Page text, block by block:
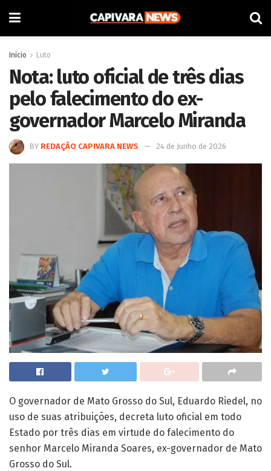
Inicio Luto
Nota: luto oficial de três dias
pelo falecimento do ex-
governador Marcelo Miranda
BY REDAÇÃO CAPIVARA NEWS 24 de Junho de 2026
O governador de Mato Grosso do Sul, Eduardo Riedel, no
uso de suas atribuições, decreta luto oficial em todo
Estado por três dias em virtude do falecimento do
senhor Marcelo Miranda Soares, ex-governador de Mato
Grosso do Sul.